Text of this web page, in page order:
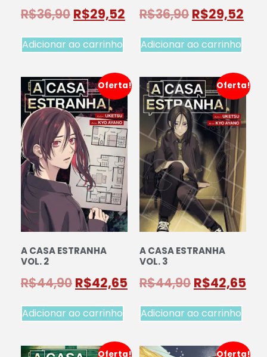
R$36,90 R$29,52
Adicionar ao carrinho
R$36,90 R$29,52
Adicionar ao carrinho
Oferta!
A CASA ESTRANHA
VOL. 2
R$44,90 R$42,65
Adicionar ao carrinho
Oferta!
A CASA ESTRANHA
VOL. 3
R$44,90 R$42,65
Adicionar ao carrinho
Oferta! Oferta!